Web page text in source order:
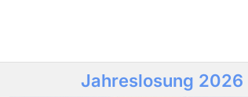
Jahreslosung 2026